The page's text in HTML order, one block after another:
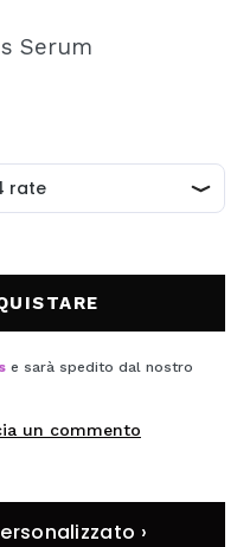
potrai fare i tuoi
lo stato dei tuoi ordini e
Serum
s e sarà spedito dal nostro
un commento
›